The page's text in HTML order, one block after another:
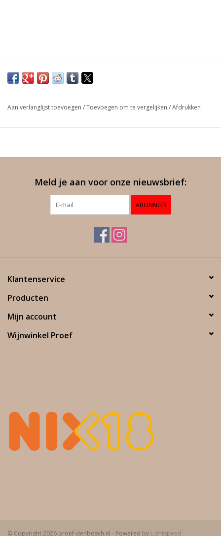
Aan verlanglijst toevoegen /Toevoegen om te vergelijken /Afdrukken
Meld je aan voor onze nieuwsbrief:
ABONNEER
Klantenservice
Producten
Mijn account
Wijnwinkel Proef
© Copyright 2026 proef-denbosch.nl - Powered by Lightspeed